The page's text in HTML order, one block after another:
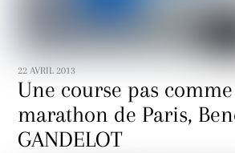
22 AVRIL 2013
Une course pas
marathon de Paris,
GANDELOT